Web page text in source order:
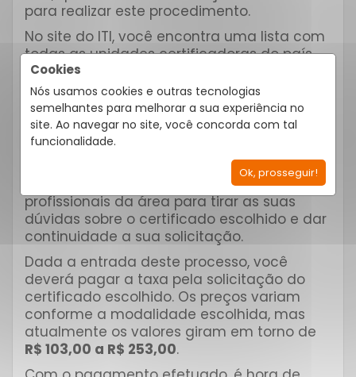
Cookies
Nós usamos cookies e outras tecnologias
semelhantes para melhorar a sua experiência no
site. Ao navegar no site, você concorda com tal
funcionalidade.
Ok, prosseguir!
para realizar este procedimento.
No site do ITI, você encontra uma lista com
todas as unidades certificadoras do país.
Basta acessá-lo
Somente após isso, é que você escolherá o
tipo de certificado digital que melhor
atende as suas necessidades. Neste
momento, sob a orientação da AC, você
será direcionado para uma AR (Autoridade
de Registro), onde terá o auxílio de
profissionais da área para tirar as suas
dúvidas sobre o certificado escolhido e dar
continuidade a sua solicitação.
Dada a entrada deste processo, você
deverá pagar a taxa pela solicitação do
certificado escolhido. Os preços variam
conforme a modalidade escolhida, mas
atualmente os valores giram em torno de
R$ 103,00 a R$ 253,00.